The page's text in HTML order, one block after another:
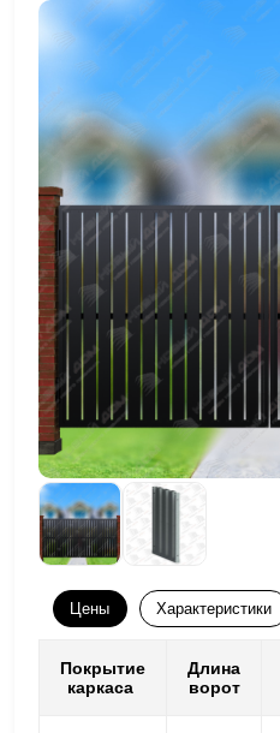
Цены Характеристики
Покрытие
каркаса
Длина
ворот